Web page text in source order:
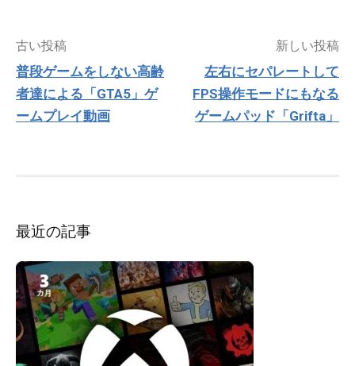
投
稿
ナ
ビ
ゲ
古い投稿
普段ゲームをしない高齢
者達による「GTA5」ゲ
ームプレイ動画
新しい投稿
左右にセパレートして
FPS操作モードにもなる
ゲームパッド「Grifta」
最近の記事